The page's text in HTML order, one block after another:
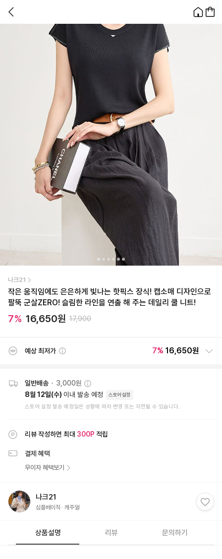
나크21
작은 움직임에도 은은하게 빛나는 핫픽스 장식! 캡소매 디자인으로
팔뚝 군살ZERO! 슬림한 라인을 연출 해 주는 데일리 쿨 니트!
7% 16,650원 17,900
예상 최저가 7% 16,650원
일반배송 • 3,000원
8월 12일(수) 이내 발송 예정 스토어설정
스토어 설정 발송 예정일은 상황에 따라 변경 또는 지연될 수 있습니다.
리뷰 작성하면 최대 300P 적립
결제 혜택
무이자 혜택보기
나크21
심플베이직 캐주얼
상품설명 리뷰 문의하기